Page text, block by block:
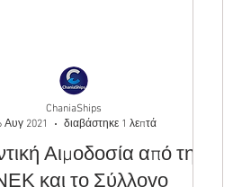
Αιμοδοσία από την
ChaniaShips
Αυγ 2021
διαβάστηκε 1 λεπτά